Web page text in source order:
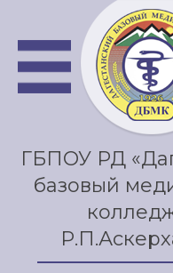
ГБПОУ РД
базовый